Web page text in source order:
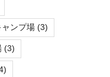
ャンプ場 (3)
(3)